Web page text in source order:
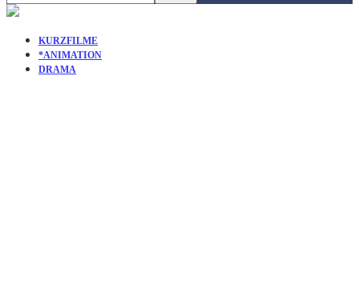
KURZFILME
*ANIMATION
DRAMA